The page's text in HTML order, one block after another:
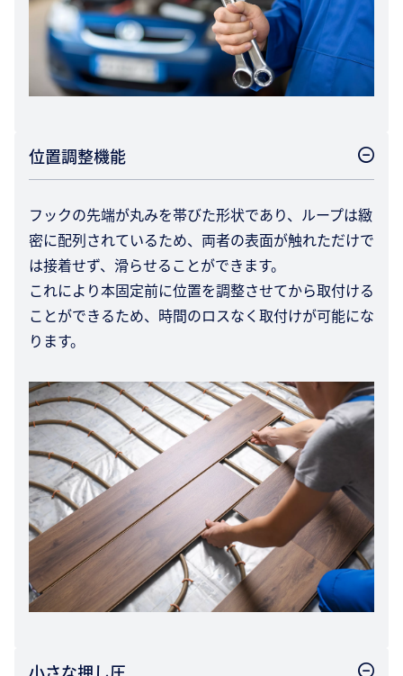
位置調整機能
フックの先端が丸みを帯びた形状であり、ループは緻
密に配列されているため、両者の表面が触れただけで
は接着せず、滑らせることができます。
これにより本固定前に位置を調整させてから取付ける
ことができるため、時間のロスなく取付けが可能にな
ります。